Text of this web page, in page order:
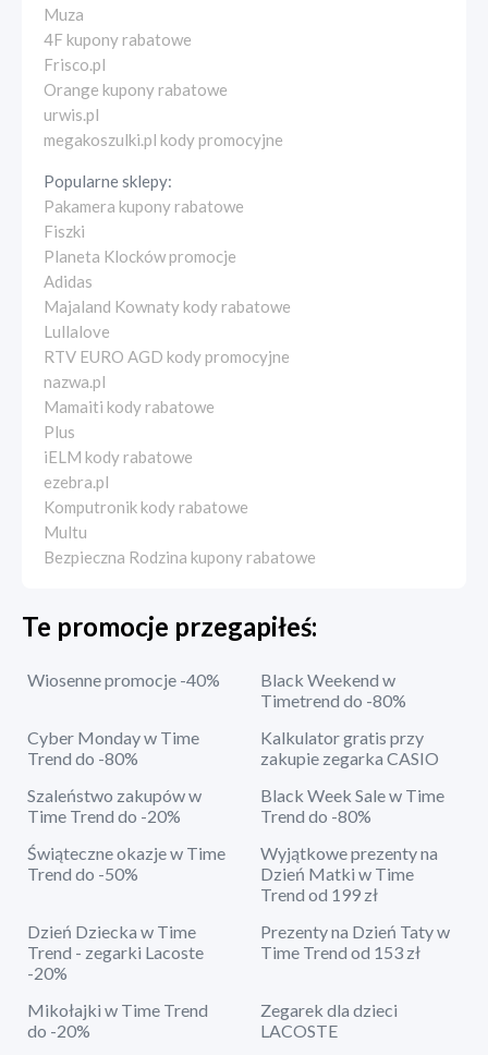
Muza
4F kupony rabatowe
Frisco.pl
Orange kupony rabatowe
urwis.pl
megakoszulki.pl kody promocyjne
Popularne sklepy:
Pakamera kupony rabatowe
Fiszki
Planeta Klocków promocje
Adidas
Majaland Kownaty kody rabatowe
Lullalove
RTV EURO AGD kody promocyjne
nazwa.pl
Mamaiti kody rabatowe
Plus
iELM kody rabatowe
ezebra.pl
Komputronik kody rabatowe
Multu
Bezpieczna Rodzina kupony rabatowe
Te promocje przegapiłeś:
Wiosenne promocje -40%
Black Weekend w
Timetrend do -80%
Cyber Monday w Time
Trend do -80%
Kalkulator gratis przy
zakupie zegarka CASIO
Szaleństwo zakupów w
Time Trend do -20%
Black Week Sale w Time
Trend do -80%
Świąteczne okazje w Time
Trend do -50%
Wyjątkowe prezenty na
Dzień Matki w Time
Trend od 199 zł
Dzień Dziecka w Time
Trend - zegarki Lacoste
-20%
Prezenty na Dzień Taty w
Time Trend od 153 zł
Mikołajki w Time Trend
do -20%
Zegarek dla dzieci
LACOSTE